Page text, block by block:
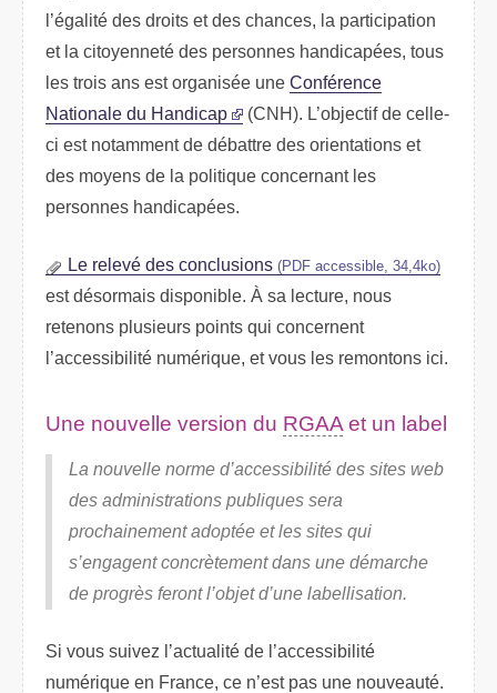
l’égalité des droits et des chances, la participation
et la citoyenneté des personnes handicapées, tous
les trois ans est organisée une Conférence
Nationale du Handicap
(CNH). L’objectif de celle-
ci est notamment de débattre des orientations et
des moyens de la politique concernant les
personnes handicapées.
Le relevé des conclusions (PDF accessible, 34,4ko)
est désormais disponible. À sa lecture, nous
retenons plusieurs points qui concernent
l’accessibilité numérique, et vous les remontons ici.
Une nouvelle version du RGAAet un label
La nouvelle norme d’accessibilité des sites web
des administrations publiques sera
prochainement adoptée et les sites qui
s’engagent concrètement dans une démarche
de progrès feront l’objet d’une labellisation.
Si vous suivez l’actualité de l’accessibilité
numérique en France, ce n’est pas une nouveauté.